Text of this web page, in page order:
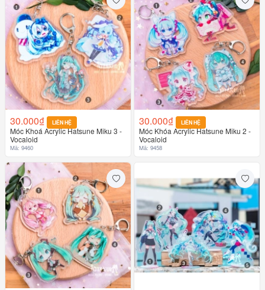
30.000₫ LIÊN HỆ
Móc Khoá Acrylic Hatsune Miku 3 -
Vocaloid
Mã: 9460
30.000₫ LIÊN HỆ
Móc Khóa Acrylic Hatsune Miku 2 -
Vocaloid
Mã: 9458